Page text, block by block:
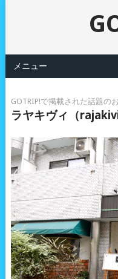
メニュー
GOTRIP!で掲載された話題の
ラヤキヴィ（rajakivi